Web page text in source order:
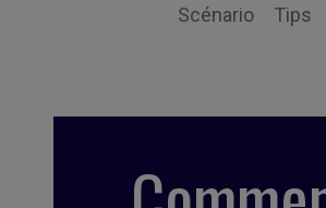
Scénario Tips